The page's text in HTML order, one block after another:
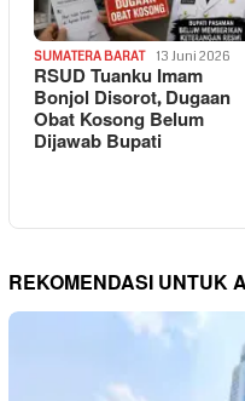
SUMATERA BARAT 13 Juni 2026
RSUD Tuanku Imam
Bonjol Disorot, Dugaan
Obat Kosong Belum
Dijawab Bupati
REKOMENDASI UNTUK